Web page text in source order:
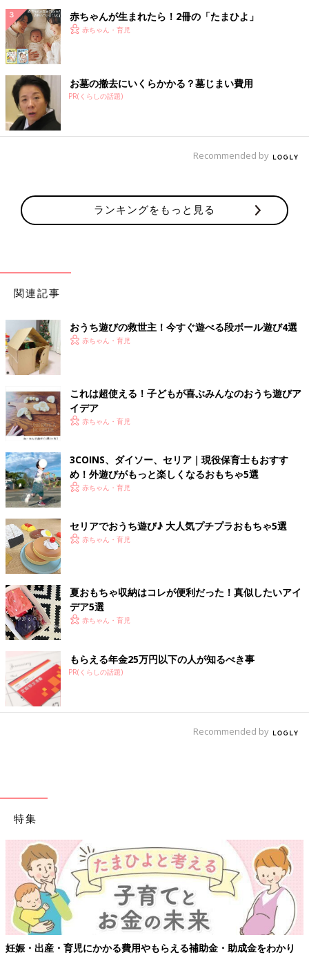
赤ちゃんが生まれたら！2冊の「たまひよ」
赤ちゃん・育児
お墓の撤去にいくらかかる？墓じまい費用
PR(くらしの話題)
Recommended by
ランキングをもっと見る
関連記事
おうち遊びの救世主！今すぐ遊べる段ボール遊び4選
赤ちゃん・育児
これは超使える！子どもが喜ぶみんなのおうち遊びア
イデア
赤ちゃん・育児
3COINS、ダイソー、セリア｜現役保育士もおすす
め！外遊びがもっと楽しくなるおもちゃ5選
赤ちゃん・育児
セリアでおうち遊び♪ 大人気プチプラおもちゃ5選
赤ちゃん・育児
夏おもちゃ収納はコレが便利だった！真似したいアイ
デア5選
赤ちゃん・育児
もらえる年金25万円以下の人が知るべき事
PR(くらしの話題)
Recommended by
特集
かる費用やもらえる補助金・助成金をわかり
【ワクチン接種でき